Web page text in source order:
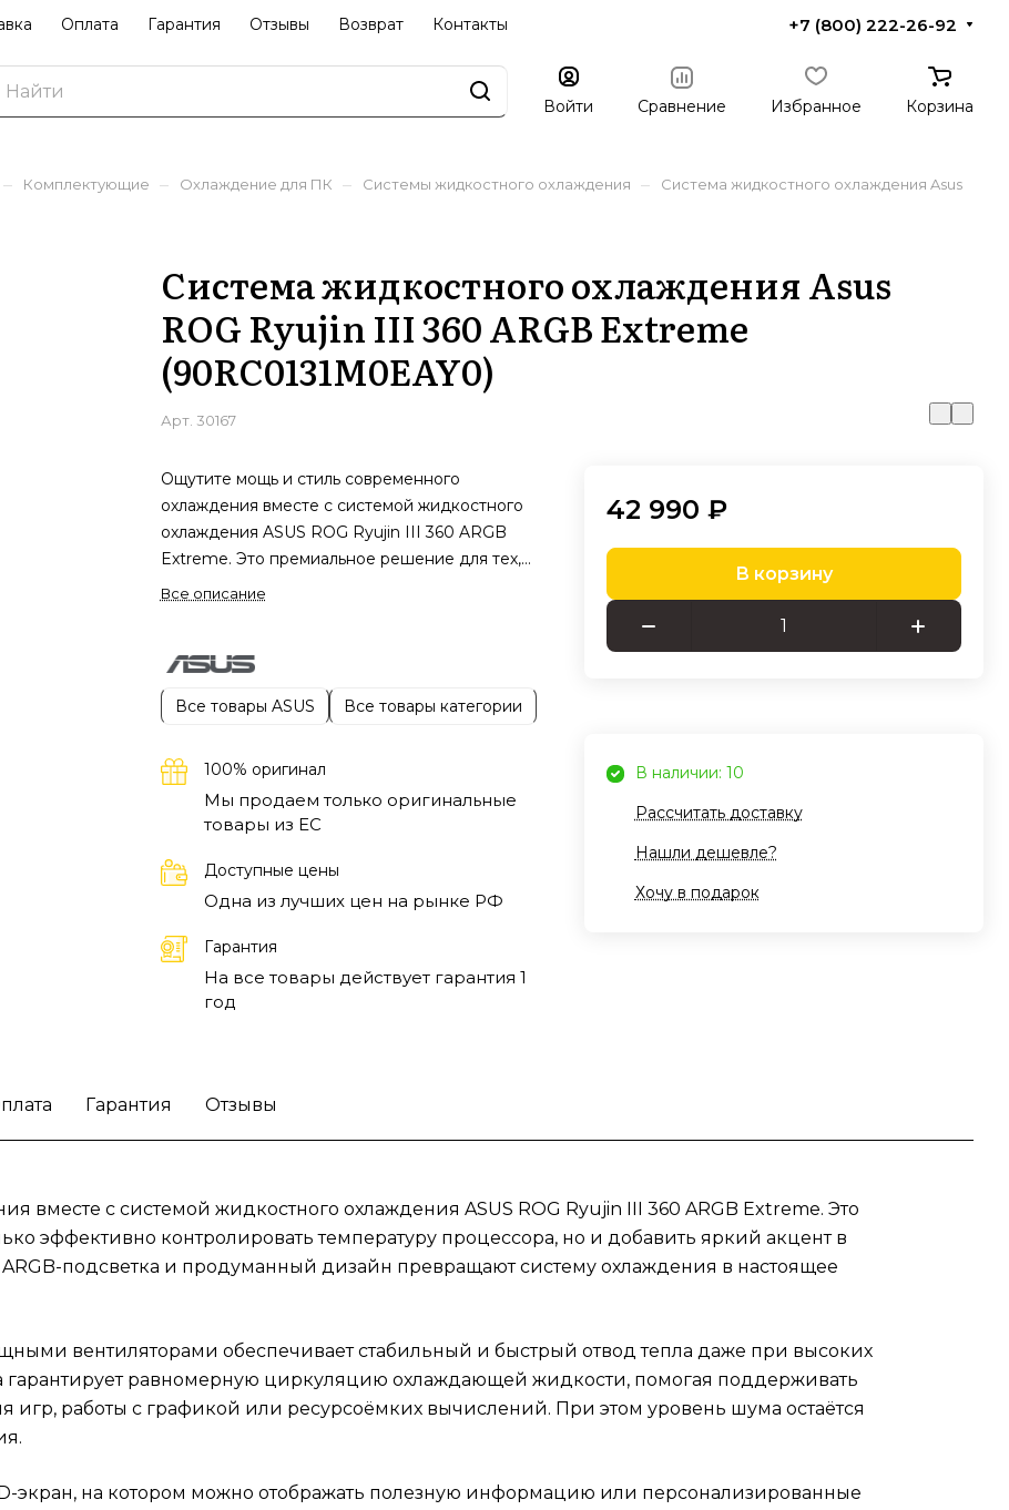
Оплата Гарантия Отзывы Возврат Контакты +7 (800) 222-26-92
Войти Сравнение Избранное Корзина
– Комплектующие – Охлаждение для ПК – Системы жидкостного охлаждения –
Система жидкостного охлаждения Asus
Система жидкостного охлаждения Asus
ROG Ryujin III 360 ARGB Extreme
(90RC0131M0EAY0)
Арт. 30167
Ощутите мощь и стиль современного
охлаждения вместе с системой жидкостного
охлаждения ASUS ROG Ryujin III 360 ARGB
Extreme. Это премиальное решение для тех,
кто хочет не только эффективно
рабочую сборку. Эффектная ARGB-подсветка и
продуманный дизайн превращают систему
охлаждения в настоящее украшение
радиатор формата 360 мм с тремя мощными
вентиляторами обеспечивает стабильный и
быстрый отвод тепла даже при высоких
гарантирует равномерную циркуляцию
охлаждающей жидкости, помогая
поддерживать оптимальную температуру
процессора во время игр, работы с графикой
или ресурсоёмких вычислений. При этом
уровень шума остаётся комфортным для
информацию или персонализированные
изображения. Это идеальный выбор для тех,
технологичности и эффектного внешнего вида
в одном устройстве.
Все описание
Все товары ASUS Все товары категории
100% оригинал
Мы продаем только оригинальные
товары из EC
Доступные цены
Одна из лучших цен на рынке РФ
Гарантия
На все товары действует гарантия 1
год
42 990 ₽
В корзину
В наличии: 10
Рассчитать доставку
Нашли дешевле?
Хочу в подарок
Гарантия Отзывы
вместе с системой жидкостного охлаждения ASUS ROG Ryujin III 360 ARGB Extreme. Это
эффективно контролировать температуру процессора, но и добавить яркий акцент в
подсветка и продуманный дизайн превращают систему охлаждения в настоящее
вентиляторами обеспечивает стабильный и быстрый отвод тепла даже при высоких
гарантирует равномерную циркуляцию охлаждающей жидкости, помогая поддерживать
игр, работы с графикой или ресурсоёмких вычислений. При этом уровень шума остаётся
на котором можно отображать полезную информацию или персонализированные